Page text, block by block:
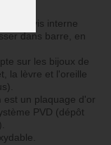
de vis interne
dans barre, en
sur les bijoux de
la lèvre et l'oreille
est un plaquage d'or
PVD (dépôt